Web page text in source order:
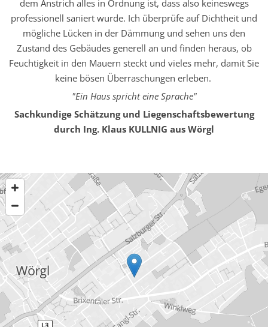
dem Anstrich alles in Ordnung ist, dass also keineswegs
professionell saniert wurde. Ich überprüfe auf Dichtheit und
mögliche Lücken in der Dämmung und sehen uns den
Zustand des Gebäudes generell an und finden heraus, ob
Feuchtigkeit in den Mauern steckt und vieles mehr, damit Sie
keine bösen Überraschungen erleben.
"Ein Haus spricht eine Sprache"
Sachkundige Schätzung und Liegenschaftsbewertung
durch Ing. Klaus KULLNIG aus Wörgl